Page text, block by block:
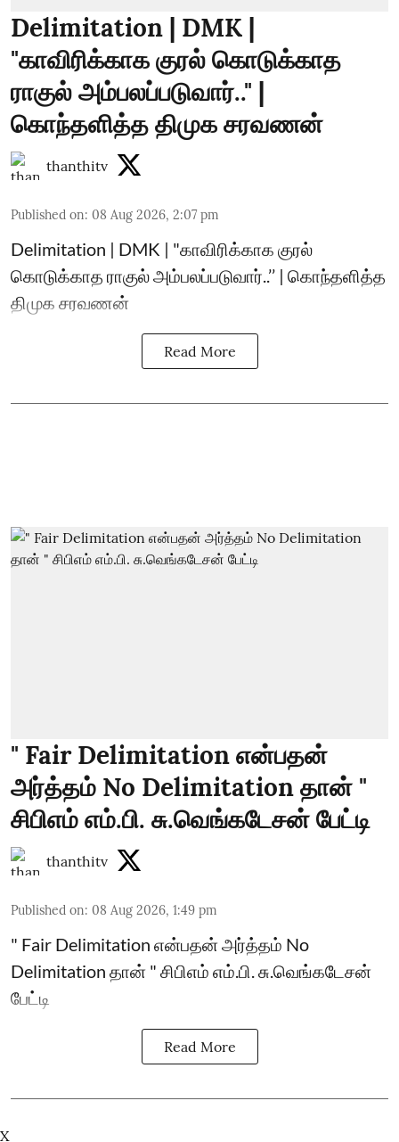
Delimitation | DMK |
"காவிரிக்காக குரல் கொடுக்காத
ராகுல் அம்பலப்படுவார்.." |
கொந்தளித்த திமுக சரவணன்
thanthitv
Published on: 08 Aug 2026, 2:07 pm
Delimitation | DMK | "காவிரிக்காக குரல்
கொடுக்காத ராகுல் அம்பலப்படுவார்..’’ | கொந்தளித்த
திமுக சரவணன்
Read More
" Fair Delimitation என்பதன்
அர்த்தம் No Delimitation தான் "
சிபிஎம் எம்.பி. சு.வெங்கடேசன் பேட்டி
thanthitv
Published on: 08 Aug 2026, 1:49 pm
" Fair Delimitation என்பதன் அர்த்தம் No
Delimitation தான் " சிபிஎம் எம்.பி. சு.வெங்கடேசன்
பேட்டி
Read More
X